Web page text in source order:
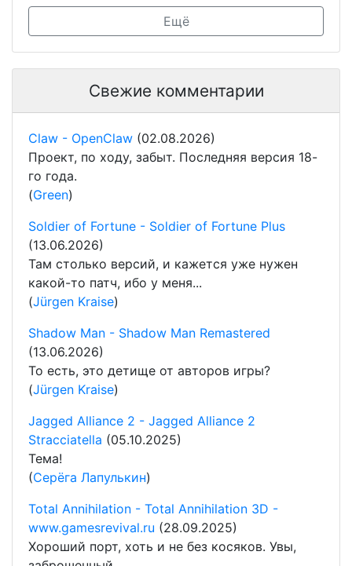
Ещё
Свежие комментарии
Claw - OpenClaw (02.08.2026)
Проект, по ходу, забыт. Последняя версия 18-
го года.
(Green)
Soldier of Fortune - Soldier of Fortune Plus
(13.06.2026)
Там столько версий, и кажется уже нужен
какой-то патч, ибо у меня...
(Jürgen Kraise)
Shadow Man - Shadow Man Remastered
(13.06.2026)
То есть, это детище от авторов игры?
(Jürgen Kraise)
Jagged Alliance 2 - Jagged Alliance 2
Stracciatella (05.10.2025)
Тема!
(Серёга Лапулькин)
Total Annihilation - Total Annihilation 3D -
www.gamesrevival.ru (28.09.2025)
Хороший порт, хоть и не без косяков. Увы,